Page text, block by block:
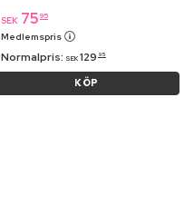
SEK 75 95
Medlemspris
Normalpris: SEK 129 95
KÖP